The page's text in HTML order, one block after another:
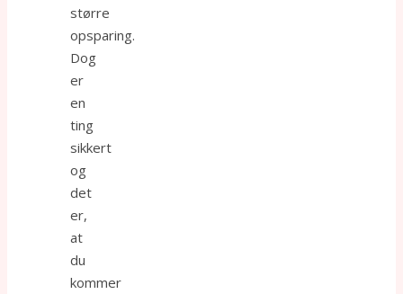
større
opsparing.
Dog
er
en
ting
sikkert
og
det
er,
at
du
kommer